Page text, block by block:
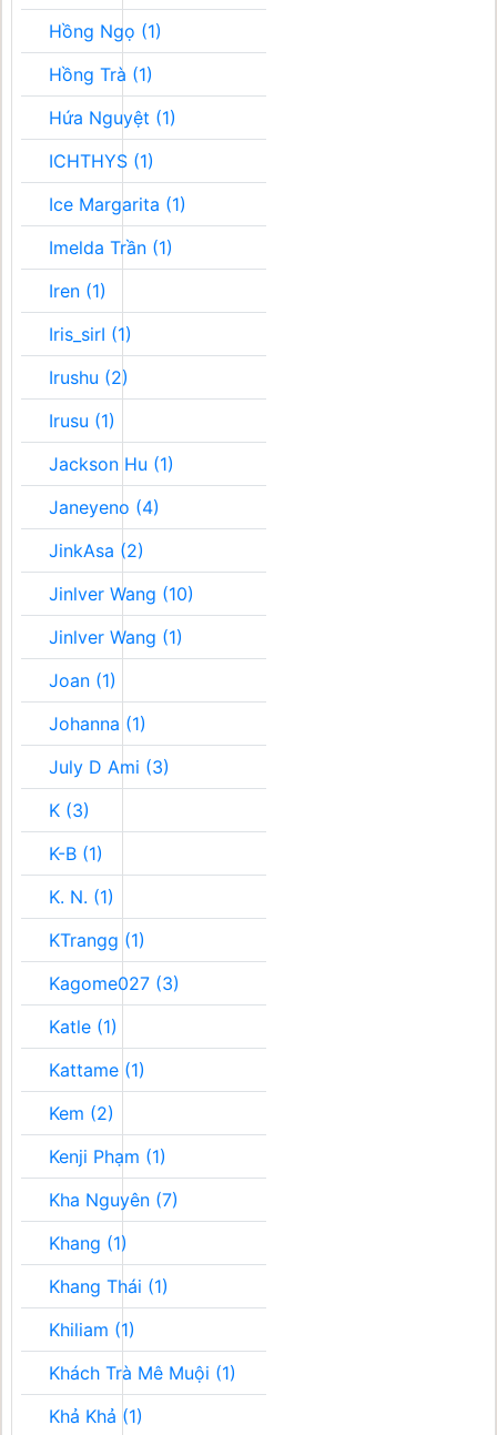
Hồng Ngọ (1)
Hồng Trà (1)
Hứa Nguyệt (1)
ICHTHYS (1)
Ice Margarita (1)
Imelda Trần (1)
Iren (1)
Iris_sirI (1)
Irushu (2)
Irusu (1)
Jackson Hu (1)
Janeyeno (4)
JinkAsa (2)
Jinlver Wang (10)
Jinlver Wang (1)
Joan (1)
Johanna (1)
July D Ami (3)
K (3)
K-B (1)
K. N. (1)
KTrangg (1)
Kagome027 (3)
Katle (1)
Kattame (1)
Kem (2)
Kenji Phạm (1)
Kha Nguyên (7)
Khang (1)
Khang Thái (1)
Khiliam (1)
Khách Trà Mê Muội (1)
Khả Khả (1)